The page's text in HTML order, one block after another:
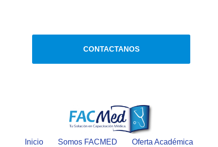
CONTACTANOS
Inicio Somos FACMED
Oferta Académica